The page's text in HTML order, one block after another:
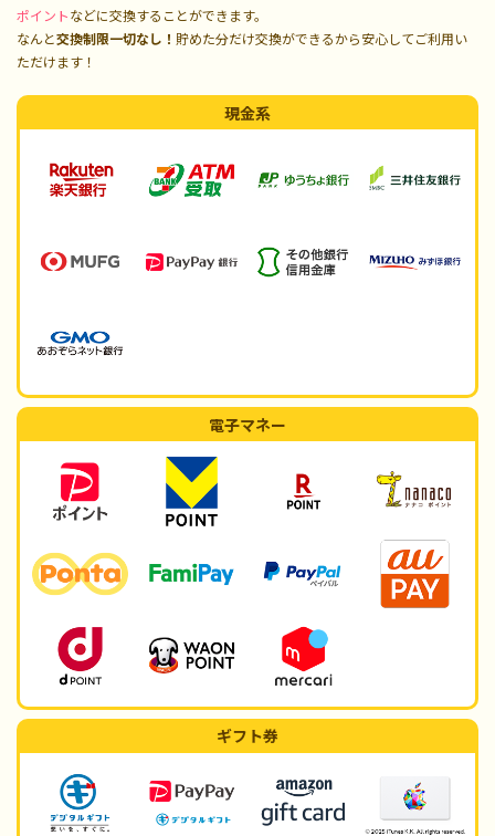
ポイントなどに交換することができます。
なんと交換制限一切なし！ 貯めた分だけ交換ができるから安心してご利用い
ただけます！
現金系
電子マネー
ギフト券